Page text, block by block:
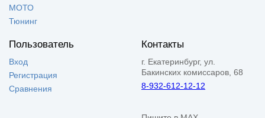
МОТО
Тюнинг
Пользователь
Вход
Регистрация
Сравнения
Контакты
г. Екатеринбург, ул.
Бакинских комиссаров, 68
8-932-612-12-12